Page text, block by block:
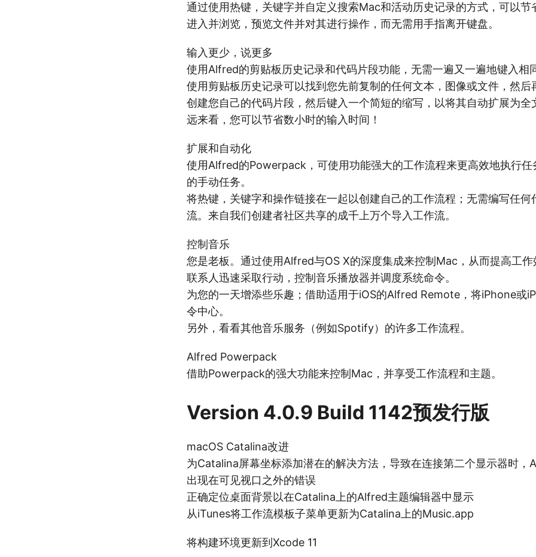
通过使用热键，关键字并自定义搜索Mac和活动历史记录的方式，可以节
进入并浏览，预览文件并对其进行操作，而无需用手指离开键盘。
输入更少，说更多
使用Alfred的剪贴板历史记录和代码片段功能，无需一遍又一遍地键入相
使用剪贴板历史记录可以找到您先前复制的任何文本，图像或文件，然后
创建您自己的代码片段，然后键入一个简短的缩写，以将其自动扩展为全
远来看，您可以节省数小时的输入时间！
扩展和自动化
使用Alfred的Powerpack，可使用功能强大的工作流程来更高效地执行任
的手动任务。
将热键，关键字和操作链接在一起以创建自己的工作流程；无需编写任何
流。来自我们创建者社区共享的成千上万个导入工作流。
控制音乐
您是老板。通过使用Alfred与OS X的深度集成来控制Mac，从而提高工作
联系人迅速采取行动，控制音乐播放器并调度系统命令。
为您的一天增添些乐趣；借助适用于iOS的Alfred Remote，将iPhone或
令中心。
另外，看看其他音乐服务（例如Spotify）的许多工作流程。
Alfred Powerpack
借助Powerpack的强大功能来控制Mac，并享受工作流程和主题。
Version 4.0.9 Build 1142预发行版
macOS Catalina改进
为Catalina屏幕坐标添加潜在的解决方法，导致在连接第二个显示器时，
出现在可见视口之外的错误
正确定位桌面背景以在Catalina上的Alfred主题编辑器中显示
从iTunes将工作流模板子菜单更新为Catalina上的M​​usic.app
将构建环境更新到Xcode 11